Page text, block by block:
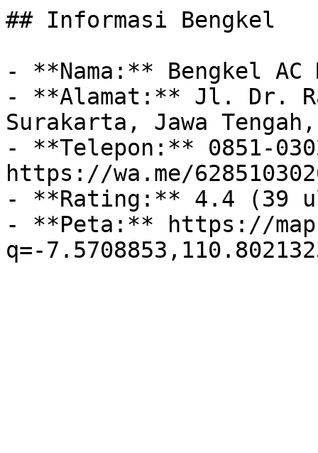
## Informasi Bengkel
- **Nama:** Bengkel
- **Alamat:** Jl. Dr.
Surakarta, Jawa
- **Telepon:** 0851-
https://wa.me/
- **Rating:** 4.4 (39
- **Peta:** https://